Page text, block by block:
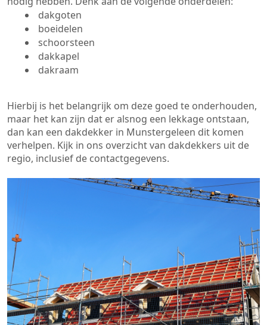
dakgoten
boeidelen
schoorsteen
dakkapel
dakraam
Hierbij is het belangrijk om deze goed te onderhouden,
maar het kan zijn dat er alsnog een lekkage ontstaan,
dan kan een dakdekker in Munstergeleen dit komen
verhelpen. Kijk in ons overzicht van dakdekkers uit de
regio, inclusief de contactgegevens.